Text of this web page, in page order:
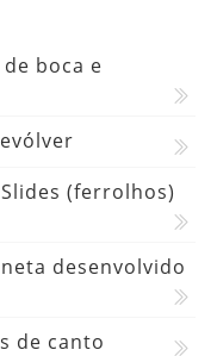
boca e
(ferrolhos)
desenvolvido
de canto